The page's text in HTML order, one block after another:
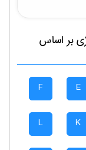
بر اساس
E
F
K
L